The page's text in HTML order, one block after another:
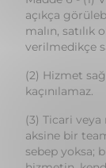
(2) Hizmet
kaçınılamaz.
(3) Ticari veya
aksine bir
sebep yoksa;
hizmetin,
ebat gibi
satın
(4) Bakanlık